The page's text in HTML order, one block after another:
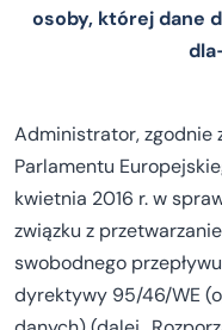
osoby, której dane
Administrator, zgodnie
Parlamentu
kwietnia 2016 r. w
związku z
swobodnego
dyrektywy 95/46/WE